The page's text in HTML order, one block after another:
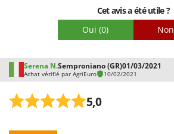
Cet avis a été utile ?
Oui (0) Non
Serena N.Semproniano (GR)01/03/2021
Achat vérifié par AgriEuro 10/02/2021
5,0